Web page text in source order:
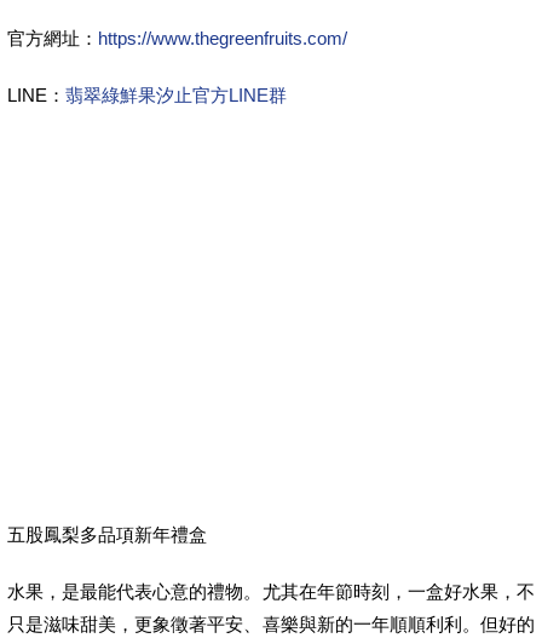
官方網址： https://www.thegreenfruits.com/
LINE： 翡翠綠鮮果汐止官方LINE群
五股鳳梨多品項新年禮盒
水果，是最能代表心意的禮物。尤其在年節時刻，一盒好水果，不
只是滋味甜美，更象徵著平安、喜樂與新的一年順順利利。但好的